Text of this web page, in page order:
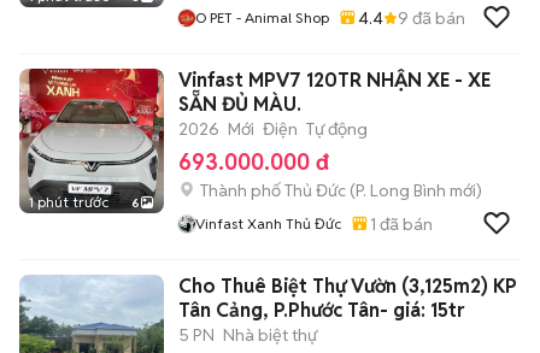
O PET - Animal Shop 4.4 9 đã bán
1 phút trước 6
Vinfast MPV7 120TR NHẬN XE - XE
SẴN ĐỦ MÀU.
2026 Mới Điện Tự động
693.000.000 đ
Thành phố Thủ Đức (P. Long Bình mới)
Vinfast Xanh Thủ Đức 1 đã bán
Cho Thuê Biệt Thự Vườn (3,125m2) KP
Tân Cảng, P.Phước Tân- giá: 15tr
5 PN Nhà biệt thự